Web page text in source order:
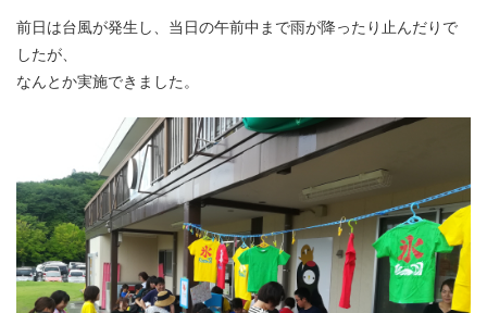
前日は台風が発生し、当日の午前中まで雨が降ったり止んだりで
したが、
なんとか実施できました。